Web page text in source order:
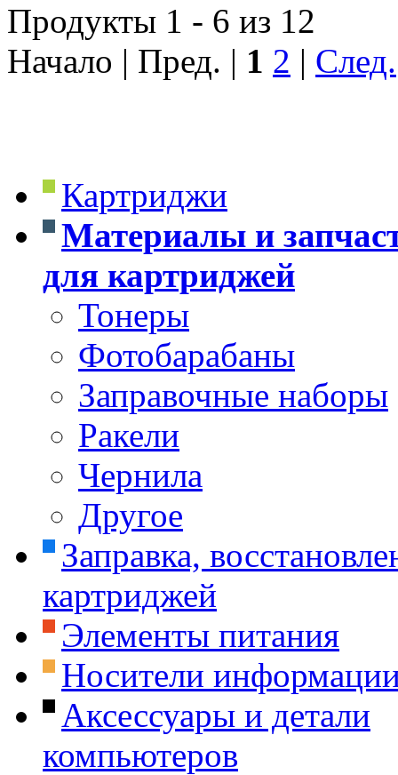
Продукты 1 - 6 из 12
Начало | Пред. | 1 2 | След.
Картриджи
Материалы и
для картриджей
Тонеры
Фотобарабаны
Заправочные наборы
Ракели
Чернила
Другое
Заправка,
картриджей
Элементы питания
Носители
Аксессуары и детали
компьютеров